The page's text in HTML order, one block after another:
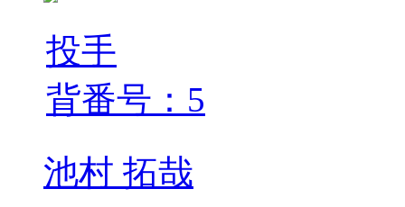
投手
背番号：5
池村 拓哉